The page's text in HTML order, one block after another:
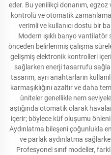
eder. Bu yenilikçi donanım,
kontrolü ve otomatik
verimli ve kullanıcı dostu bir
Modern ışıklı banyo vantilatör
önceden belirlenmiş çalışma
gelişmiş elektronik kontrolleri
sağlarken enerji tasarrufu
tasarım, ayrı anahtarların
karmaşıklığını azaltır ve daha
üniteler genellikle nem
aştığında otomatik olarak
içerir; böylece küf oluşumu
Aydınlatma bileşeni çoğunlukla
ve parlak aydınlatma
Profesyonel sınıf modeller,